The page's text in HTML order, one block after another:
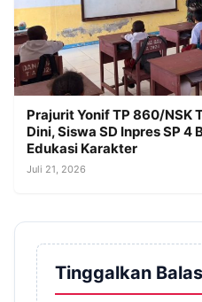
Prajurit Yonif TP 860/NSK
Dini, Siswa SD Inpres SP
Edukasi Karakter
Juli 21, 2026
Tinggalkan